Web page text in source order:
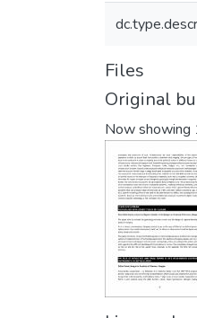
Files
Original
Now showing